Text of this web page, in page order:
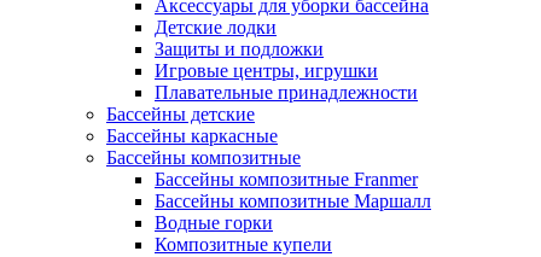
Аксессуары для уборки бассейна
Детские лодки
Защиты и подложки
Игровые центры, игрушки
Плавательные принадлежности
Бассейны детские
Бассейны каркасные
Бассейны композитные
Бассейны композитные Franmer
Бассейны композитные Маршалл
Водные горки
Композитные купели